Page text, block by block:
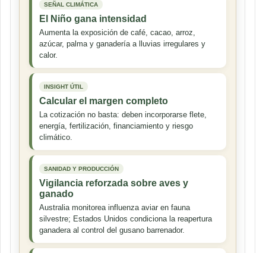
SEÑAL CLIMÁTICA
El Niño gana intensidad
Aumenta la exposición de café, cacao, arroz,
azúcar, palma y ganadería a lluvias irregulares y
calor.
INSIGHT ÚTIL
Calcular el margen completo
La cotización no basta: deben incorporarse flete,
energía, fertilización, financiamiento y riesgo
climático.
SANIDAD Y PRODUCCIÓN
Vigilancia reforzada sobre aves y
ganado
Australia monitorea influenza aviar en fauna
silvestre; Estados Unidos condiciona la reapertura
ganadera al control del gusano barrenador.